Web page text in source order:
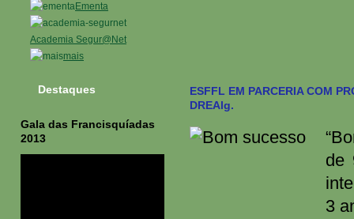
Ementa
Academia Segur@Net
mais
ESFFL EM PARCERIA COM
DREAlg.
de
3
Destaques
Gala das Francisquíadas
2013